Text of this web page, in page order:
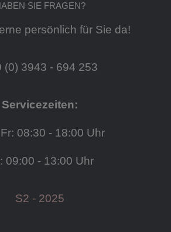
SIE FRAGEN?
persönlich für Sie da!
(0) 3943 - 694 253
Servicezeiten:
08:30 - 18:00 Uhr
09:00 - 13:00 Uhr
S2 - 2025